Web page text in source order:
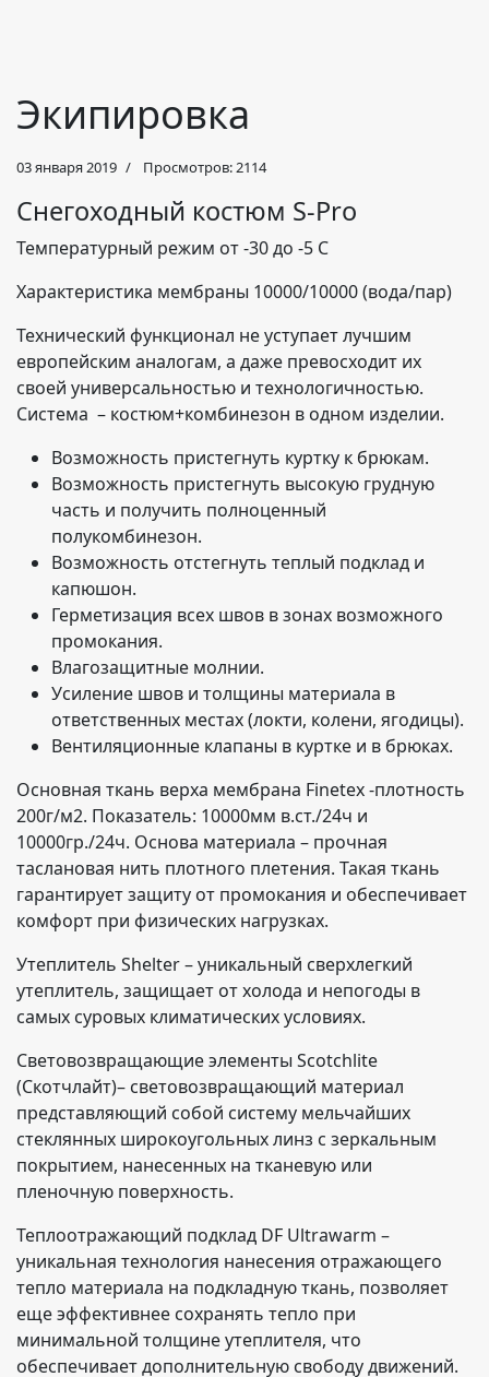
Экипировка
03 января 2019 Просмотров: 2114
Снегоходный костюм S-Pro
Температурный режим от -30 до -5 С
Характеристика мембраны 10000/10000 (вода/пар)
Технический функционал не уступает лучшим
европейским аналогам, а даже превосходит их
своей универсальностью и технологичностью.
Система – костюм+комбинезон в одном изделии.
Возможность пристегнуть куртку к брюкам.
Возможность пристегнуть высокую грудную
часть и получить полноценный
полукомбинезон.
Возможность отстегнуть теплый подклад и
капюшон.
Герметизация всех швов в зонах возможного
промокания.
Влагозащитные молнии.
Усиление швов и толщины материала в
ответственных местах (локти, колени, ягодицы).
Вентиляционные клапаны в куртке и в брюках.
Основная ткань верха мембрана Finetex -плотность
200г/м2. Показатель: 10000мм в.ст./24ч и
10000гр./24ч. Основа материала – прочная
таслановая нить плотного плетения. Такая ткань
гарантирует защиту от промокания и обеспечивает
комфорт при физических нагрузках.
Утеплитель Shelter – уникальный сверхлегкий
утеплитель, защищает от холода и непогоды в
самых суровых климатических условиях.
Световозвращающие элементы Scotchlite
(Скотчлайт)– световозвращающий материал
представляющий собой систему мельчайших
стеклянных широкоугольных линз с зеркальным
покрытием, нанесенных на тканевую или
пленочную поверхность.
Теплоотражающий подклад DF Ultrawarm –
уникальная технология нанесения отражающего
тепло материала на подкладную ткань, позволяет
еще эффективнее сохранять тепло при
минимальной толщине утеплителя, что
обеспечивает дополнительную свободу движений.